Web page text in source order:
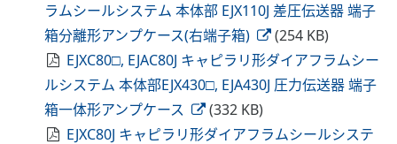
ラムシールシステム 本体部 EJX110J 差圧伝送器 端子
箱分離形アンプケース(右端子箱)
(254 KB)
EJXC80□, EJAC80J キャピラリ形ダイアフラムシー
ルシステム 本体部EJX430□, EJA430J 圧力伝送器 端子
箱一体形アンプケース
(332 KB)
EJXC80J キャピラリ形ダイアフラムシールシステ